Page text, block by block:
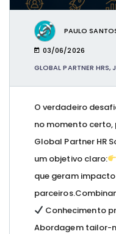
PAULO
03/06/2026
GLOBAL PARTNER HRS,
O verdadeiro
no momento
Global Partner HR
um objetivo claro:
que geram
Conhecimento
Abordagem tailor-